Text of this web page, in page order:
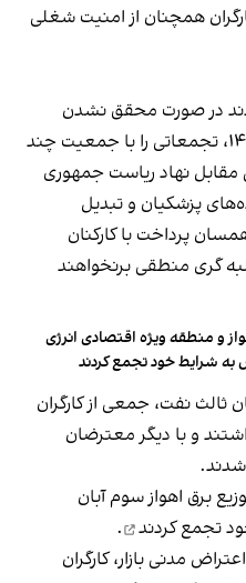
همچنان از امنیت شغلی
در صورت محقق نشدن
مطالباتشان تا پایان آبان ماه ۱۴۰۴، تجمعاتی را با جمعیت چند
مقابل نهاد ریاست جمهوری
پزشکیان و تبدیل
پرداخت با کارکنان
گری منطقی برنخواهند
و منطقه ویژه اقتصادی انرژی
به شرایط خود تجمع کردند
ثالث نفت، جمعی از کارگران
و با دیگر معترضان
شدند.
برق اهواز سوم آبان
تجمع کردند
.
مدنی بازار، کارگران